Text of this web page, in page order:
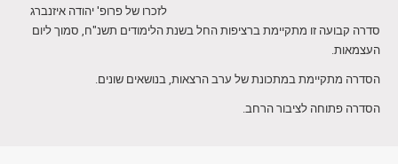
YouTube Channel
History
Humanities
לזכרו של פרופ' יהודה איזנברג
סדרה קבועה זו מתקיימת ברציפות החל בשנת הלימודים תשנ"ח, סמוך ליום
העצמאות.
הסדרה מתקיימת במתכונת של ערב הרצאות, בנושאים שונים.
הסדרה פתוחה לציבור הרחב.